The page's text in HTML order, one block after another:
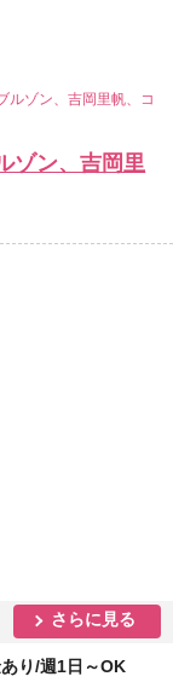
ルゾン、吉岡里帆、コ
ゾン、吉岡里
さらに見る
り/週1日～OK